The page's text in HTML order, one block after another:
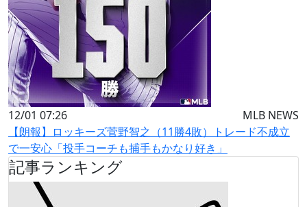
12/01 07:26
MLB NEWS
【朗報】ロッキーズ菅野智之（11勝4敗）トレード不成立
で一安心「投手コーチも捕手もかなり好き」
記事ランキング